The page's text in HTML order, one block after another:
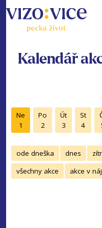
Kalendář
Ne
1
Po
2
Út
3
St
4
ode dneška dnes
všechny akce
akce v